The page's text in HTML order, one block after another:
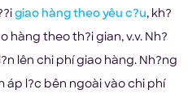
giao hàng theo yêu c?u, kh?
hàng theo th?i gian, v.v. Nh?
lên chi phí giao hàng. Nh?ng
áp l?c bên ngoài vào chi phí